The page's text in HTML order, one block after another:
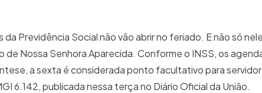
Previdência Social não vão abrir no feriado. E não só
Nossa Senhora Aparecida. Conforme o INSS, os
a sexta é considerada ponto facultativo para
6.142, publicada nessa terça no Diário Oficial da União.